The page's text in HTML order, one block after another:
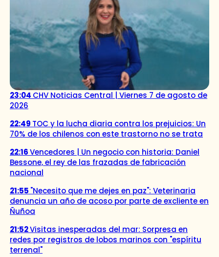
23:04 CHV Noticias Central | Viernes 7 de agosto de
2026
22:49 TOC y la lucha diaria contra los prejuicios: Un
70% de los chilenos con este trastorno no se trata
22:16Vencedores | Un negocio con historia: Daniel
Bessone, el rey de las frazadas de fabricación
nacional
21:55 "Necesito que me dejes en paz": Veterinaria
denuncia un año de acoso por parte de excliente en
Ñuñoa
21:52Visitas inesperadas del mar: Sorpresa en
redes por registros de lobos marinos con "espíritu
terrenal"